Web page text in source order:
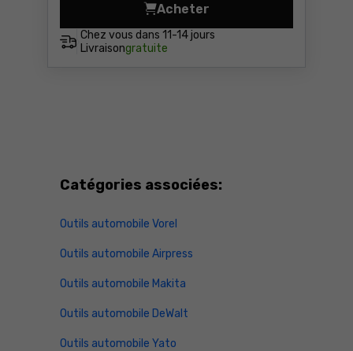
Chez vous dans 11-14 jours
Livraisongratuite
Acheter
Pistolet graisseur à
Catégories associées:
Outils automobile Vorel
Outils automobile Airpress
Outils automobile Makita
Outils automobile DeWalt
Outils automobile Yato